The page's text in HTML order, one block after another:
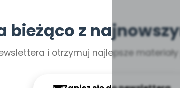
bieżąco z
i otrzymuj najlepsze